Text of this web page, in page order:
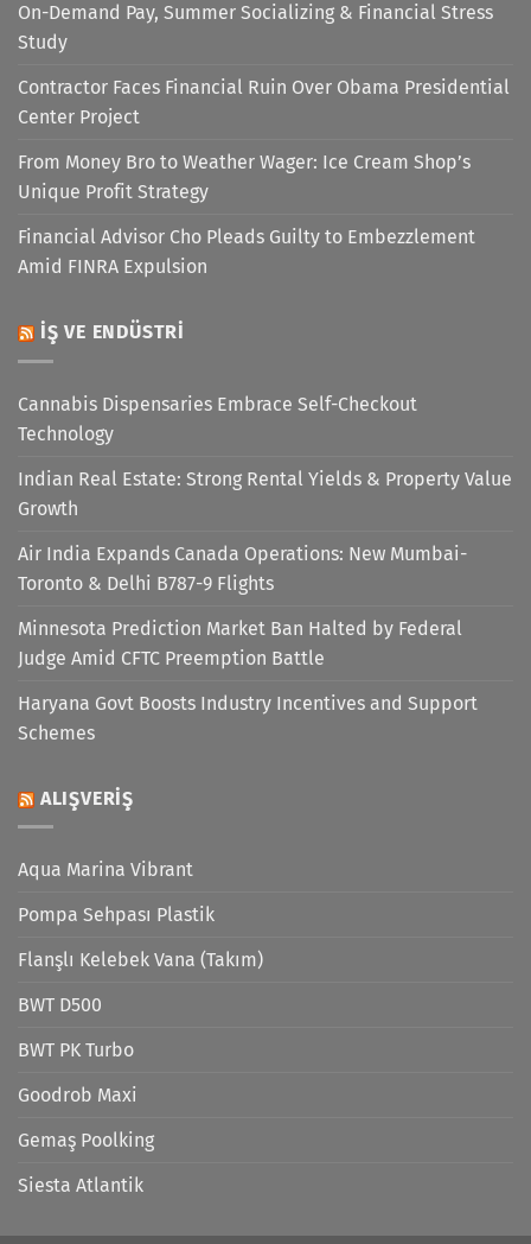
On-Demand Pay, Summer Socializing & Financial Stress
Study
Contractor Faces Financial Ruin Over Obama Presidential
Center Project
From Money Bro to Weather Wager: Ice Cream Shop’s
Unique Profit Strategy
Financial Advisor Cho Pleads Guilty to Embezzlement
Amid FINRA Expulsion
İŞ VE ENDÜSTRI
Cannabis Dispensaries Embrace Self-Checkout
Technology
Indian Real Estate: Strong Rental Yields & Property Value
Growth
Air India Expands Canada Operations: New Mumbai-
Toronto & Delhi B787-9 Flights
Minnesota Prediction Market Ban Halted by Federal
Judge Amid CFTC Preemption Battle
Haryana Govt Boosts Industry Incentives and Support
Schemes
ALIŞVERIŞ
Aqua Marina Vibrant
Pompa Sehpası Plastik
Flanşlı Kelebek Vana (Takım)
BWT D500
BWT PK Turbo
Goodrob Maxi
Gemaş Poolking
Siesta Atlantik